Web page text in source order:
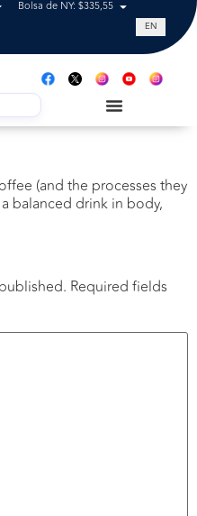
Bolsa de NY: $335,55 Tasa de
EN
(and the processes they
balanced drink in body,
Required fields